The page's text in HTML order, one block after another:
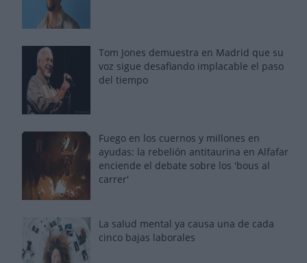
Tom Jones demuestra en Madrid que su
voz sigue desafiando implacable el paso
del tiempo
Fuego en los cuernos y millones en
ayudas: la rebelión antitaurina en Alfafar
enciende el debate sobre los 'bous al
carrer'
La salud mental ya causa una de cada
cinco bajas laborales